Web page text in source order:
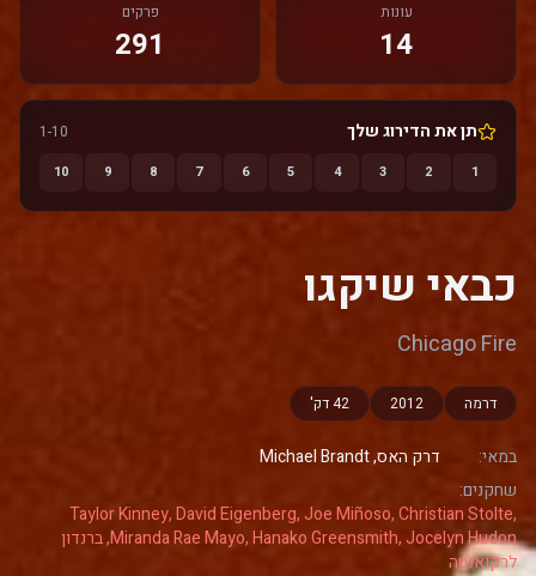
עונות
14
פרקים
291
תן את הדירוג שלך 1-10
1
2
3
4
5
6
7
8
9
10
כבאי שיקגו
Chicago Fire
דרמה 2012 42 דק'
במאי:
דרק האס, Michael Brandt
שחקנים:
Taylor Kinney, David Eigenberg, Joe Miñoso, Christian Stolte,
Miranda Rae Mayo, Hanako Greensmith, Jocelyn Hudon, ברנדון
לרקואנטה